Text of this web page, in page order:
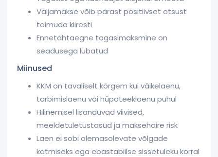
Väljamakse võib pärast positiivset otsust
toimuda kiiresti
Ennetähtaegne tagasimaksmine on
seadusega lubatud
Miinused
KKM on tavaliselt kõrgem kui väikelaenu,
tarbimislaenu või hüpoteeklaenu puhul
Hilinemisel lisanduvad viivised,
meeldetuletustasud ja maksehäire risk
Laen ei sobi olemasolevate võlgade
katmiseks ega ebastabiilse sissetuleku korral